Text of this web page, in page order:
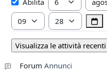
Ora
Minuto
Forum Annunci